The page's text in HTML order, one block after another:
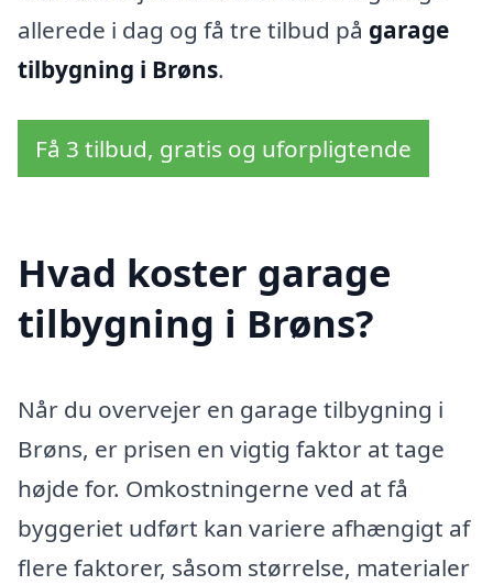
allerede i dag og få tre tilbud på garage
tilbygning i Brøns.
Få 3 tilbud, gratis og uforpligtende
Hvad koster garage
tilbygning i Brøns?
Når du overvejer en garage tilbygning i
Brøns, er prisen en vigtig faktor at tage
højde for. Omkostningerne ved at få
byggeriet udført kan variere afhængigt af
flere faktorer, såsom størrelse, materialer